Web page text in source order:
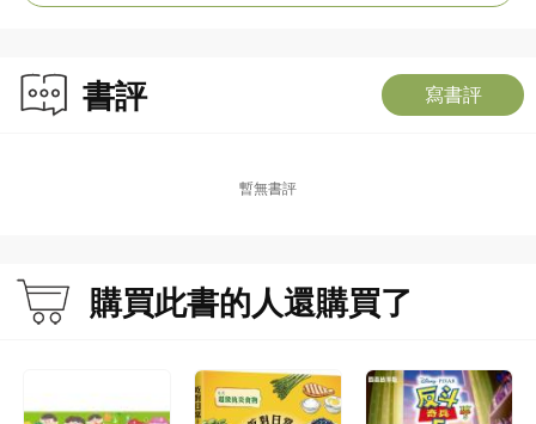
書評 寫書評
暫無書評
購買此書的人還購買了